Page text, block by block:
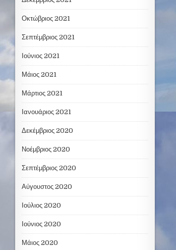
Οκτώβριος 2021
Σεπτέμβριος 2021
Ιούνιος 2021
Μάιος 2021
Μάρτιος 2021
Ιανουάριος 2021
Δεκέμβριος 2020
Νοέμβριος 2020
Σεπτέμβριος 2020
Αύγουστος 2020
Ιούλιος 2020
Ιούνιος 2020
Μάιος 2020